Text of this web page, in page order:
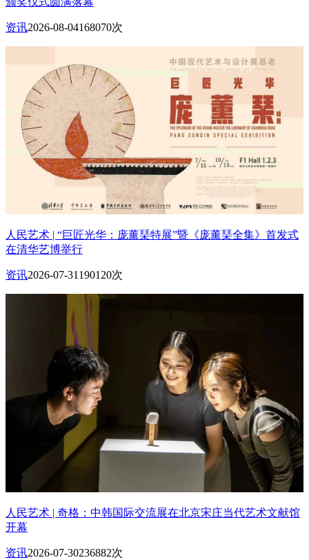
资讯2026-08-04168070次
人民艺术 | “巨匠光华：庞薰琹特展”暨《庞薰琹全集》首发式
在清华艺博举行
资讯2026-07-31 190120次
人民艺术 | 奇格：中韩国际交流展在北京宋庄当代艺术文献馆
开幕
资讯2026-07-30236882次